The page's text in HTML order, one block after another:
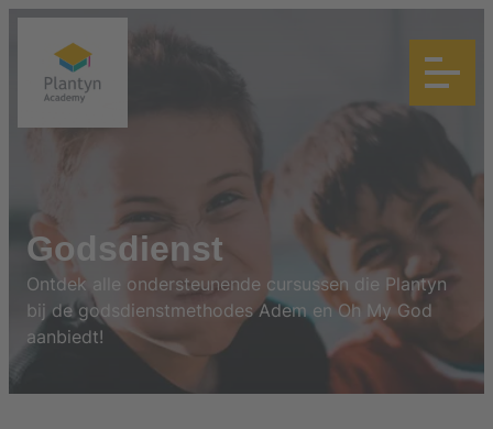
Godsdienst
Ontdek alle ondersteunende cursussen die Plantyn
bij de godsdienstmethodes Adem en Oh My God
aanbiedt!